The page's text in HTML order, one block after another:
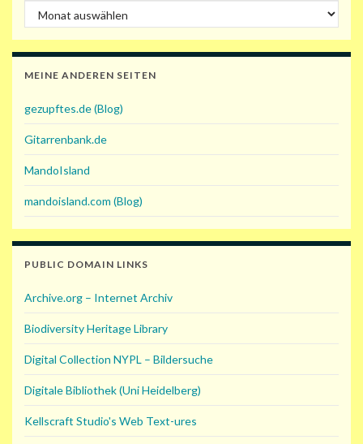
Archiv
MEINE ANDEREN SEITEN
gezupftes.de (Blog)
Gitarrenbank.de
MandoIsland
mandoisland.com (Blog)
PUBLIC DOMAIN LINKS
Archive.org – Internet Archiv
Biodiversity Heritage Library
Digital Collection NYPL – Bildersuche
Digitale Bibliothek (Uni Heidelberg)
Kellscraft Studio's Web Text-ures